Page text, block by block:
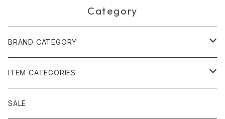
Category
BRAND CATEGORY
黄金の草 ビオジュエリー
ピアス＆イヤリング
ボルジェス木版画
ITEM CATEGORIES
アクセサリー
SALE